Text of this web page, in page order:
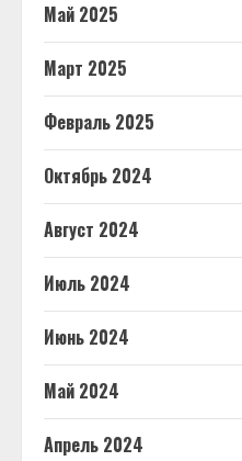
Май 2025
Март 2025
Февраль 2025
Октябрь 2024
Август 2024
Июль 2024
Июнь 2024
Май 2024
Апрель 2024